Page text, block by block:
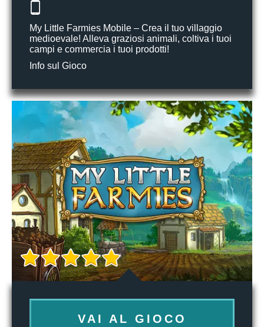
My Little Farmies Mobile – Crea il tuo villaggio
medioevale! Alleva graziosi animali, coltiva i tuoi
campi e commercia i tuoi prodotti!
Info sul Gioco
VAI AL GIOCO